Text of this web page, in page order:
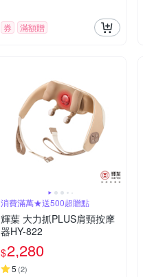
券 滿額贈
消費滿萬★送500超贈點
輝葉 大力抓PLUS肩頸按摩
器HY-822
$2,280
5 (2)